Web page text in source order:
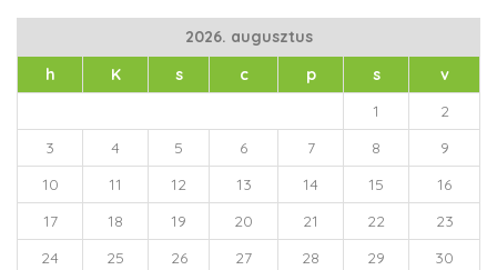
2026. augusztus
h
K s c p s
v
1
2
3
4 5 6 7 8
9
10
11 12 13 14 15
16
17
18 19 20 21 22
23
24
25 26 27 28 29
30